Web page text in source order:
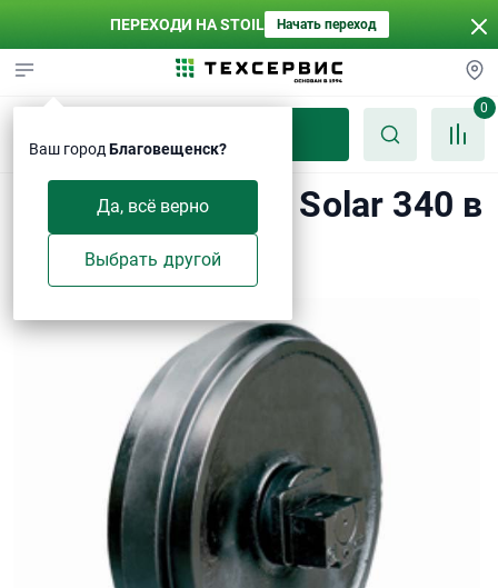
ПЕРЕХОДИ НА STOIL Начать переход
Ваш город Благовещенск?
Да, всё верно
Выбрать другой
0
Ленивец Doosan Solar 340 в
сборе